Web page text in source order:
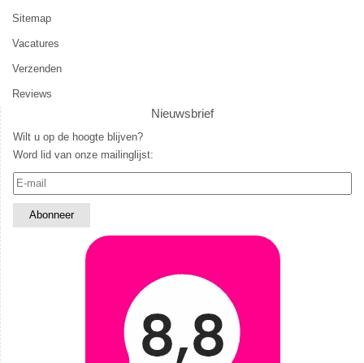
Sitemap
Vacatures
Verzenden
Reviews
Nieuwsbrief
Wilt u op de hoogte blijven?
Word lid van onze mailinglijst: